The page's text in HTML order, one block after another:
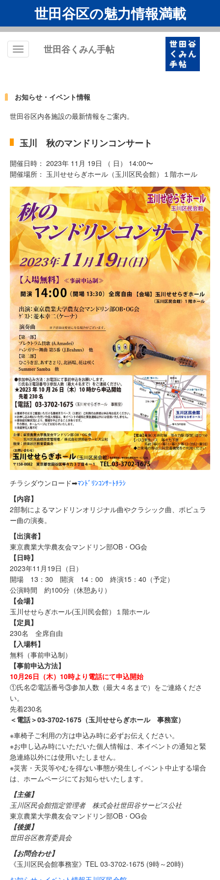
世田谷区の魅力情報満載
Toggle
世田谷くみん手帖
お知らせ・イベント情報
世田谷区内各施設の最新情報をご案内。
玉川 秋のマンドリンコンサート
開催日時： 2023年 11月 19日 （ 日） 14:00〜
開催場所： 玉川せせらぎホール（玉川区民会館）１階ホール
チラシダウンロード➡ﾏﾝﾄﾞﾘﾝｺﾝｻｰﾄﾁﾗｼ
【内容】
2部制によるマンドリンオリジナル曲やクラシック曲、ポピュラ
ー曲の演奏。
【出演者】
東京農業大学農友会マンドリン部OB・OG会
【日時】
2023年11月19日（日）
開場 13：30 開演 14：00 終演15：40（予定）
公演時間 約100分（休憩あり）
【会場】
玉川せせらぎホール(玉川民会館）１階ホール
【定員】
230名 全席自由
【入場料】
無料（事前申込制）
【事前申込方法】
10月26日（木）10時より電話にて申込開始
①氏名②電話番号③参加人数（最大４名まで）をご連絡くださ
い。
先着230名
＜電話＞03-3702-1675（玉川せせらぎホール 事務室）
※車椅子ご利用の方は申込み時に必ずお伝えください。
※お申し込み時にいただいた個人情報は、本イベントの通知と緊
急連絡以外には使用いたしません。
※災害・天災等やむを得ない事態が発生しイベント中止する場合
は、ホームページにてお知らせいたします。
【主催】
玉川区民会館指定管理者 株式会社世田谷サービス公社
東京農業大学農友会マンドリン部OB・OG会
【後援】
世田谷区教育委員会
【お問合わせ】
《玉川区民会館事務室》TEL 03-3702-1675 (9時～20時)